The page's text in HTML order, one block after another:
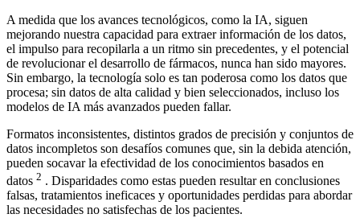
A medida que los avances tecnológicos, como la IA, siguen
mejorando nuestra capacidad para extraer información de los datos,
el impulso para recopilarla a un ritmo sin precedentes, y el potencial
de revolucionar el desarrollo de fármacos, nunca han sido mayores.
Sin embargo, la tecnología solo es tan poderosa como los datos que
procesa; sin datos de alta calidad y bien seleccionados, incluso los
modelos de IA más avanzados pueden fallar.
Formatos inconsistentes, distintos grados de precisión y conjuntos de
datos incompletos son desafíos comunes que, sin la debida atención,
pueden socavar la efectividad de los conocimientos basados ​​en
datos 2 . Disparidades como estas pueden resultar en conclusiones
falsas, tratamientos ineficaces y oportunidades perdidas para abordar
las necesidades no satisfechas de los pacientes.